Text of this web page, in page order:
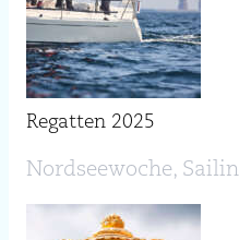
Regatten 2025
Nordseewoche,